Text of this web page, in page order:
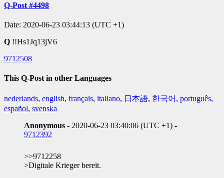
Q-Post #4498
Date: 2020-06-23 03:44:13 (UTC +1)
Q !!Hs1Jq13jV6
9712508
This Q-Post in other Languages
nederlands, english, français, italiano, 日本語, 한국어 , português,
español, svenska
Anonymous - 2020-06-23 03:40:06 (UTC +1) -
9712392
>>9712258
>Digitale Krieger bereit.